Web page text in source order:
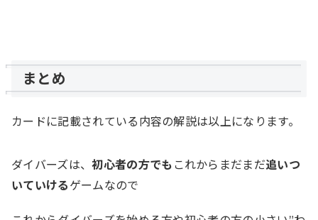
まとめ
カードに記載されている内容の解説は以上になります。
ダイバーズは、初心者の方でも これからまだまだ追いつ
いていける ゲームなので